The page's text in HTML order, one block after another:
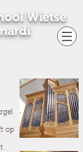
Wietse
op